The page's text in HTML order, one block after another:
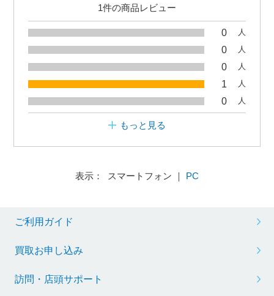
1件の商品レビュー
0 人
0 人
0 人
1 人
0 人
もっと見る
表示： スマートフォン ｜ PC
ご利用ガイド
買取お申し込み
訪問・店頭サポート